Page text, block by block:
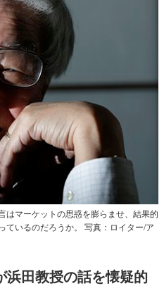
はマーケットの思惑を膨らませ、結果的
ているのだろうか。 写真：ロイター/ア
浜田教授の話を懐疑的